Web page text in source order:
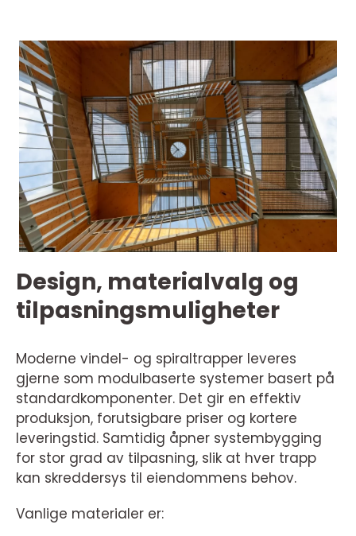
Design, materialvalg og
tilpasningsmuligheter
Moderne vindel- og spiraltrapper leveres
gjerne som modulbaserte systemer basert på
standardkomponenter. Det gir en effektiv
produksjon, forutsigbare priser og kortere
leveringstid. Samtidig åpner systembygging
for stor grad av tilpasning, slik at hver trapp
kan skreddersys til eiendommens behov.
Vanlige materialer er: